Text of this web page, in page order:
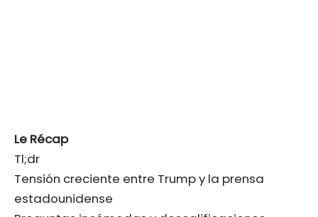
Le Récap
Tl;dr
Tensión creciente entre Trump y la prensa
estadounidense